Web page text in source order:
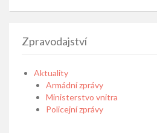
Zpravodajství
Aktuality
Armádní zprávy
Ministerstvo vnitra
Policejní zprávy